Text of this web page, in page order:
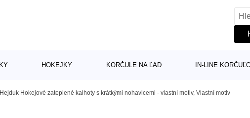
HOKEJKY KORČULE NA ĽAD IN-LINE
Hejduk Hokejové zateplené kalhoty s krátkými nohavicemi - vlastní motiv, Vlastní motiv